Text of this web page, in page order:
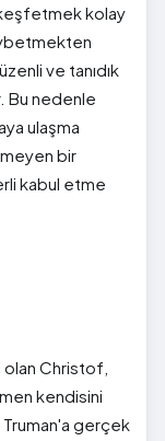
kolay
ve tanıdık
Bu nedenle
ulaşma
bir
kabul etme
Christof,
kendisini
gerçek